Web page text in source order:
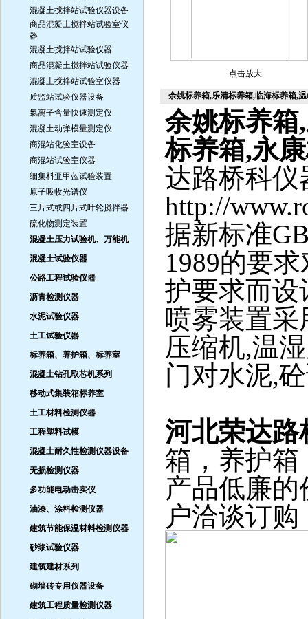
混凝土搅拌站试验仪器设备
商品混凝土搅拌站试验室仪
器
混凝土搅拌站试验仪器
商品混凝土搅拌站试验仪器
混凝土搅拌站试验室仪器
质监站试验仪器设备
氯离子含量快速测定仪
混凝土动弹模量测定仪
商混站化验室设备
商混站试验室仪器
细集料亚甲蓝试验装置
原子吸收光谱仪
三片式或四片式叶轮搅拌器
硫化物测定装置
混凝土压力试验机、万能机
混凝土试验仪器
公路工程试验仪器
沥青检测仪器
水泥试验仪器
土工试验仪器
标养箱、养护箱、标养室
混凝土钻孔取芯机系列
移动式集装箱标养室
土工材料检测仪器
工程塑料试模
混凝土耐久性检测仪器设备
无损检测仪器
多功能电动击实仪
油漆、涂料检测仪器
建筑节能保温材料检测仪器
砂浆试验仪器
建筑建材系列
砌墙砖专用仪器设备
建筑工程质量检测仪器
点击放大
余姚标养箱,乐清标养箱,临海标养箱,
余姚标养箱
标养箱,永
达路桥科
http://
据新标准
1989的要
护要求而设
喷雾装置采
压缩机,温
门对水泥,
河北荣达路
箱，养护
产品低廉
户洽谈订购